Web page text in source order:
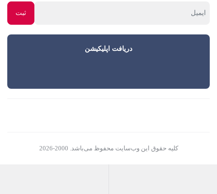
دریافت اپلیکیشن
کلیه حقوق این وب‌سایت محفوظ می‌باشد. 2000-2026